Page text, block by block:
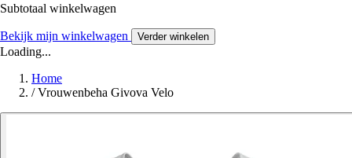
Subtotaal winkelwagen
Bekijk mijn winkelwagen Verder winkelen
Loading...
Home
/ Vrouwenbeha Givova Velo